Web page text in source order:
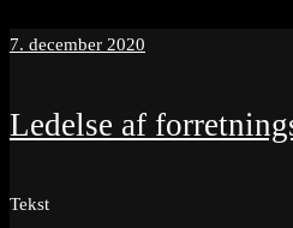
7. december 2020
Ledelse af
Tekst